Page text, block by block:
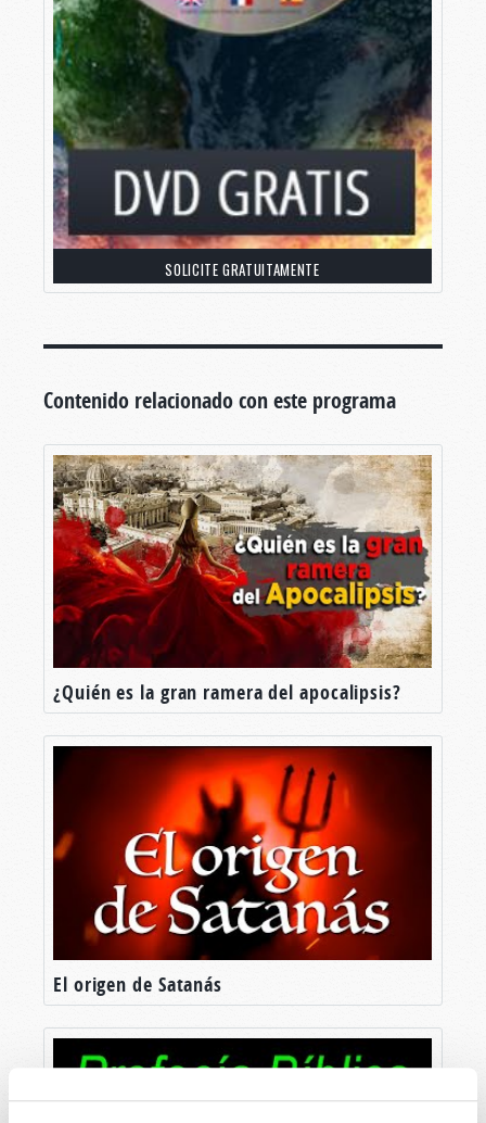
SOLICITE GRATUITAMENTE
Contenido relacionado con este programa
¿Quién es la gran ramera del apocalipsis?
El origen de Satanás